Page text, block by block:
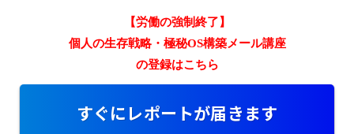
【労働の強制終了】
個人の生存戦略・極秘OS構築メール講座
の登録はこちら
すぐにレポートが届きます